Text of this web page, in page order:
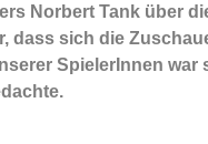
Norbert Tank über
dass sich die
SpielerInnen war